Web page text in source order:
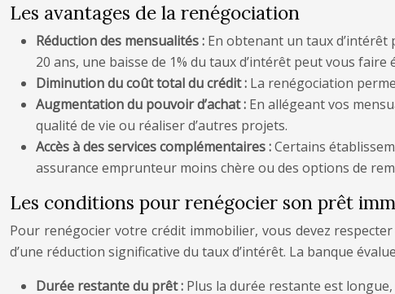
Les avantages de la renégociation
Réduction des mensualités : En obtenant un taux d’intérêt
20 ans, une baisse de 1% du taux d’intérêt peut vous
Diminution du coût total du crédit : La renégociation
Augmentation du pouvoir d’achat : En allégeant vos
qualité de vie ou réaliser d’autres projets.
Accès à des services complémentaires :Certains
assurance emprunteur moins chère ou des options de
Les conditions pour renégocier son prêt
Pour renégocier votre crédit immobilier, vous devez
d’une réduction significative du taux d’intérêt. La banque
Durée restante du prêt : Plus la durée restante est